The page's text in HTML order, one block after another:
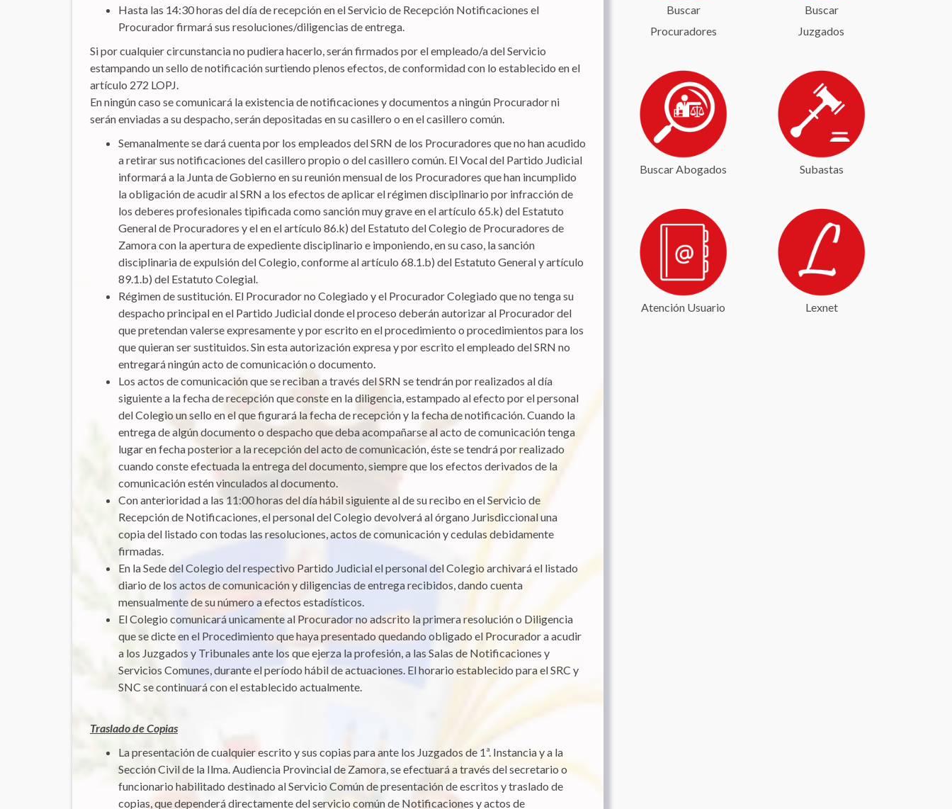
Hasta las 14:30 horas del día de recepción en el Servicio de Recepción Notificaciones el
Procurador firmará sus resoluciones/diligencias de entrega.
Si por cualquier circunstancia no pudiera hacerlo, serán firmados por el empleado/a del Servicio
estampando un sello de notificación surtiendo plenos efectos, de conformidad con lo establecido en el
artículo 272 LOPJ.
En ningún caso se comunicará la existencia de notificaciones y documentos a ningún Procurador ni
serán enviadas a su despacho, serán depositadas en su casillero o en el casillero común.
Semanalmente se dará cuenta por los empleados del SRN de los Procuradores que no han acudido
a retirar sus notificaciones del casillero propio o del casillero común. El Vocal del Partido Judicial
informará a la Junta de Gobierno en su reunión mensual de los Procuradores que han incumplido
la obligación de acudir al SRN a los efectos de aplicar el régimen disciplinario por infracción de
los deberes profesionales tipificada como sanción muy grave en el artículo 65.k) del Estatuto
General de Procuradores y el en el artículo 86.k) del Estatuto del Colegio de Procuradores de
Zamora con la apertura de expediente disciplinario e imponiendo, en su caso, la sanción
disciplinaria de expulsión del Colegio, conforme al artículo 68.1.b) del Estatuto General y artículo
89.1.b) del Estatuto Colegial.
Régimen de sustitución. El Procurador no Colegiado y el Procurador Colegiado que no tenga su
despacho principal en el Partido Judicial donde el proceso deberán autorizar al Procurador del
que pretendan valerse expresamente y por escrito en el procedimiento o procedimientos para los
que quieran ser sustituidos. Sin esta autorización expresa y por escrito el empleado del SRN no
entregará ningún acto de comunicación o documento.
Los actos de comunicación que se reciban a través del SRN se tendrán por realizados al día
siguiente a la fecha de recepción que conste en la diligencia, estampado al efecto por el personal
del Colegio un sello en el que figurará la fecha de recepción y la fecha de notificación. Cuando la
entrega de algún documento o despacho que deba acompañarse al acto de comunicación tenga
lugar en fecha posterior a la recepción del acto de comunicación, éste se tendrá por realizado
cuando conste efectuada la entrega del documento, siempre que los efectos derivados de la
comunicación estén vinculados al documento.
Con anterioridad a las 11:00 horas del día hábil siguiente al de su recibo en el Servicio de
Recepción de Notificaciones, el personal del Colegio devolverá al órgano Jurisdiccional una
copia del listado con todas las resoluciones, actos de comunicación y cedulas debidamente
firmadas.
En la Sede del Colegio del respectivo Partido Judicial el personal del Colegio archivará el listado
diario de los actos de comunicación y diligencias de entrega recibidos, dando cuenta
mensualmente de su número a efectos estadísticos.
El Colegio comunicará unicamente al Procurador no adscrito la primera resolución o Diligencia
que se dicte en el Procedimiento que haya presentado quedando obligado el Procurador a acudir
a los Juzgados y Tribunales ante los que ejerza la profesión, a las Salas de Notificaciones y
Servicios Comunes, durante el período hábil de actuaciones. El horario establecido para el SRC y
SNC se continuará con el establecido actualmente.
Traslado de Copias
La presentación de cualquier escrito y sus copias para ante los Juzgados de 1ª. Instancia y a la
Sección Civil de la Ilma. Audiencia Provincial de Zamora, se efectuará a través del secretario o
funcionario habilitado destinado al Servicio Común de presentación de escritos y traslado de
copias, que dependerá directamente del servicio común de Notificaciones y actos de
Buscar
Procuradores
Buscar Abogados
Atención Usuario
Buscar
Juzgados
Subastas
Lexnet